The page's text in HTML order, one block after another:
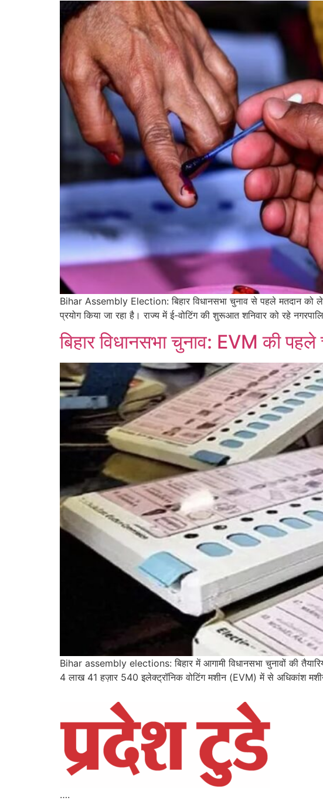
Bihar Assembly Election: बिहार विधानसभा चुनाव से पहले मतदान को
प्रयोग किया जा रहा है। राज्य में ई-वोटिंग की शुरूआत शनिवार को रहे
बिहार विधानसभा चुनाव: EVM की
Bihar assembly elections: बिहार में आगामी विधानसभा चुनावों की
4 लाख 41 हज़ार 540 इलेक्ट्रॉनिक वोटिंग मशीन (EVM) में से अधिकांश
….